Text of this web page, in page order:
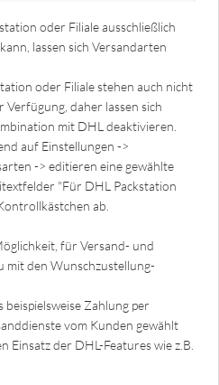
oder Filiale ausschließlich
lassen sich Versandarten
oder Filiale stehen auch nicht
daher lassen sich
mit DHL deaktivieren.
auf Einstellungen ->
-> editieren eine gewählte
"Für DHL Packstation
ab.
für Versand- und
mit den Wunschzustellung-
beispielsweise Zahlung per
vom Kunden gewählt
Einsatz der DHL-Features wie z.B.